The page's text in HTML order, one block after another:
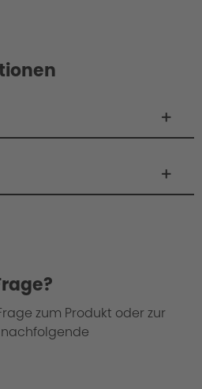
zum Produkt oder zur